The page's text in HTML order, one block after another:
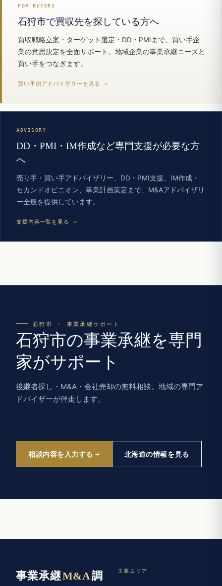
FOR BUYERS
石狩市で買収先を探している方へ
買収戦略立案・ターゲット選定・DD・PMIまで、買い手企
業の意思決定を全面サポート。地域企業の事業承継ニーズと
買い手をつなぎます。
買い手側アドバイザリーを見る →
ADVISORY
DD・PMI・IM作成など専門支援が必要な方
へ
売り手・買い手アドバイザリー、DD・PMI支援、IM作成・
セカンドオピニオン、事業計画策定まで、M&Aアドバイザリ
ー全般を提供しています。
支援内容一覧を見る →
石狩市 · 事業承継サポート
石狩市の事業承継を専門
家がサポート
後継者探し・M&A・会社売却の無料相談。地域の専門ア
ドバイザーが伴走します。
相談内容を入力する 北海道の情報を見る
事業承継M&A調
主要エリア